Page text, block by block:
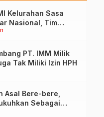
Kelurahan Sasa
Nasional, Tim
di Ternate
PT. IMM Milik
Tak Miliki Izin HPH
Asal Bere-bere,
Sebagai
Ummu